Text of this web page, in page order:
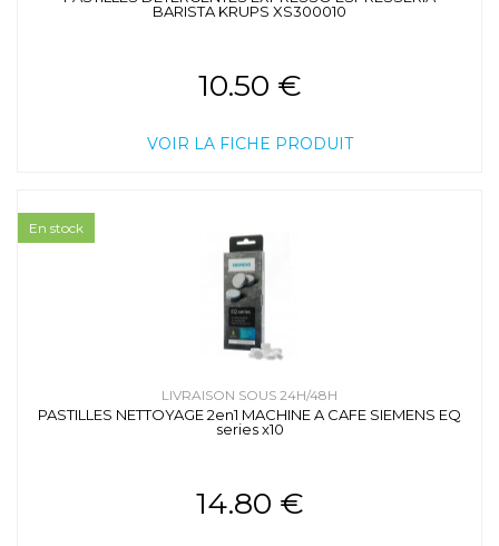
BARISTA KRUPS XS300010
10.50 €
VOIR LA FICHE PRODUIT
LIVRAISON SOUS 24H/48H
PASTILLES NETTOYAGE 2en1 MACHINE A CAFE SIEMENS EQ
series x10
14.80 €
En stock